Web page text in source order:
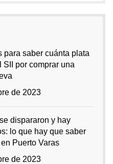
para saber cuánta plata
SII por comprar una
de 2023
dispararon y hay
lo que hay que saber
Puerto Varas
de 2023